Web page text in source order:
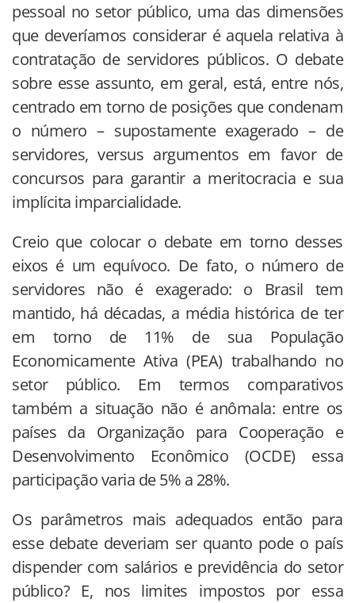
pessoal no setor público, uma das dimensões
que deveríamos considerar é aquela relativa à
contratação de servidores públicos. O debate
sobre esse assunto, em geral, está, entre nós,
centrado em torno de posições que condenam
o número – supostamente exagerado – de
servidores, versus argumentos em favor de
concursos para garantir a meritocracia e sua
implícita imparcialidade.
Creio que colocar o debate em torno desses
eixos é um equívoco. De fato, o número de
servidores não é exagerado: o Brasil tem
mantido, há décadas, a média histórica de ter
em torno de 11% de sua População
Economicamente Ativa (PEA) trabalhando no
setor público. Em termos comparativos
também a situação não é anômala: entre os
países da Organização para Cooperação e
Desenvolvimento Econômico (OCDE) essa
participação varia de 5% a 28%.
Os parâmetros mais adequados então para
esse debate deveriam ser quanto pode o país
dispender com salários e previdência do setor
público? E, nos limites impostos por essa